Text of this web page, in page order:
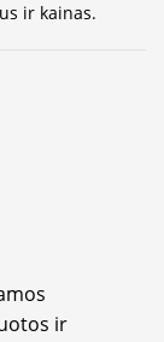
ir kainas.
ir